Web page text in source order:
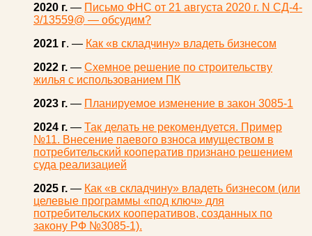
2020 г. — Письмо ФНС от 21 августа 2020 г. N СД-4-
3/13559@ — обсудим?
2021 г. — Как «в складчину» владеть бизнесом
2022 г. — Схемное решение по строительству
жилья с использованием ПК
2023 г. — Планируемое изменение в закон 3085-1
2024 г. — Так делать не рекомендуется. Пример
№11. Внесение паевого взноса имуществом в
потребительский кооператив признано решением
суда реализацией
2025 г. — Как «в складчину» владеть бизнесом (или
целевые программы «под ключ» для
потребительских кооперативов, созданных по
закону РФ №3085-1).